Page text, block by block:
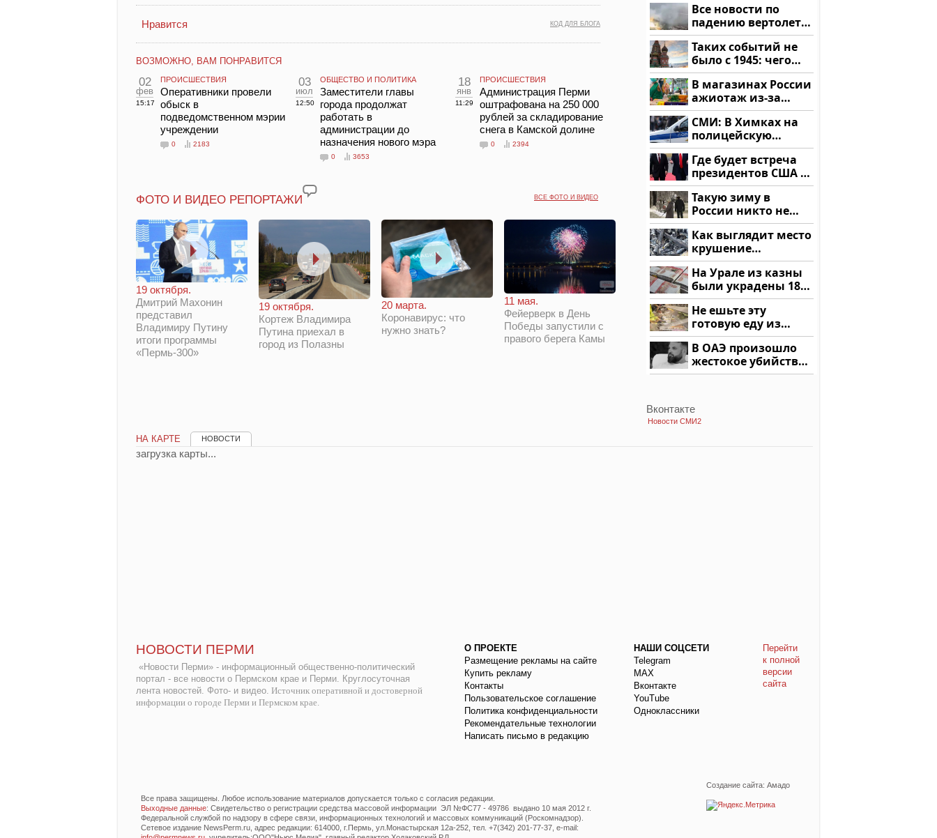
КОД ДЛЯ БЛОГА
Нравится
ВОЗМОЖНО, ВАМ ПОНРАВИТСЯ
02
фев
15:17
ПРОИСШЕСТВИЯ
Оперативники провели
обыск в
подведомственном мэрии
учреждении
0 2183
03
июл
12:50
ОБЩЕСТВО И ПОЛИТИКА
Заместители главы
города продолжат
работать в
администрации до
назначения нового мэра
0 3653
18
янв
11:29
ПРОИСШЕСТВИЯ
Администрация Перми
оштрафована на 250 000
рублей за складирование
снега в Камской долине
0 2394
ВСЕ ФОТО И ВИДЕО
ФОТО И ВИДЕО РЕПОРТАЖИ
19 октября.
Дмитрий Махонин
представил
Владимиру Путину
итоги программы
«Пермь-300»
19 октября.
Кортеж Владимира
Путина приехал в
город из Полазны
20 марта.
Коронавирус: что
нужно знать?
11 мая.
Фейерверк в День
Победы запустили с
правого берега Камы
Все новости по
падению вертолета
на Кавказе: читать
здесь
Таких событий не
было с 1945: чего
ждать всем нам?
В магазинах России
ажиотаж из-за
этого продукта: что
купить?
СМИ: В Химках на
полицейскую
машину напали и
подожгли.
Где будет встреча
президентов США и
России: Европа?
Такую зиму в
России никто не
ждал: как так?!
Как выглядит место
крушение
вертолета на
Кавказе: смотреть
На Урале из казны
были украдены 18
миллионов рублей
Не ешьте эту
готовую еду из
магазина: список
В ОАЭ произошло
жестокое убийство
криптомиллионера
Вконтакте
Новости СМИ2
НА КАРТЕ НОВОСТИ
загрузка карты...
НОВОСТИ ПЕРМИ
«Новости Перми» - информационный общественно-политический
портал - все новости о Пермском крае и Перми. Круглосуточная
лента новостей. Фото- и видео. Источник оперативной и достоверной
информации о городе Перми и Пермском крае.
О ПРОЕКТЕ
Размещение рекламы на сайте
Купить рекламу
Контакты
Пользовательское соглашение
Политика конфиденциальности
Рекомендательные технологии
Написать письмо в редакцию
НАШИ СОЦСЕТИ
Telegram
МАХ
Вконтакте
YouTube
Одноклассники
Перейти
к полной
версии
сайта
Создание сайта: Амадо
Все права защищены. Любое использование материалов допускается только с согласия редакции.
Выходные данные: Свидетельство о регистрации средства массовой информации ЭЛ №ФС77 - 49786 выдано 10 мая 2012 г.
Федеральной службой по надзору в сфере связи, информационных технологий и массовых коммуникаций (Роскомнадзор).
Сетевое издание NewsPerm.ru, адрес редакции: 614000, г.Пермь, ул.Монастырская 12а-252, тел. +7(342) 201-77-37, e-mail: